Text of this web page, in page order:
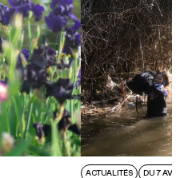
ACTUALITÉS DU 7